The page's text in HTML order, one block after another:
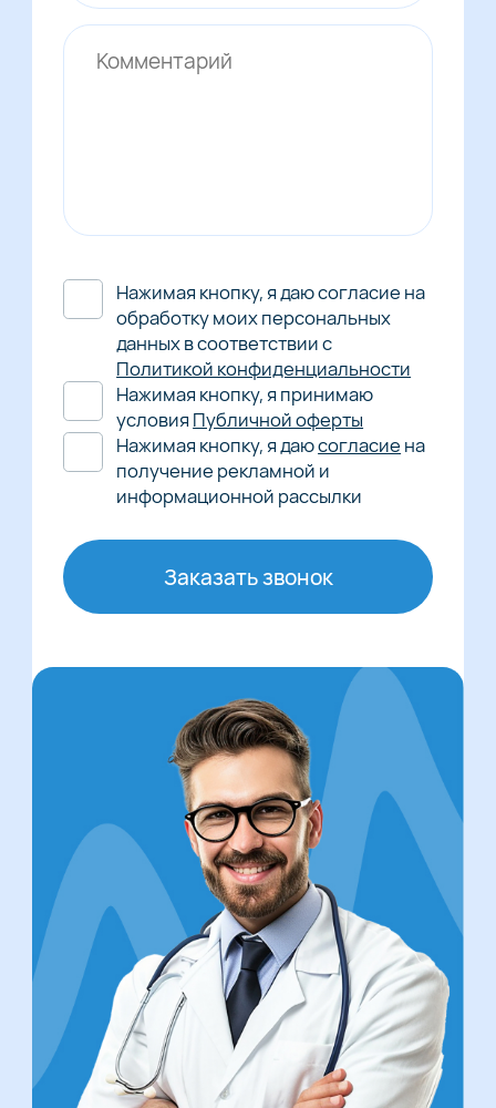
Нажимая кнопку, я даю согласие на
обработку моих персональных
данных в соответствии с
Политикой конфиденциальности
Нажимая кнопку, я принимаю
условия Публичной оферты
Нажимая кнопку, я даюсогласие на
получение рекламной и
информационной рассылки
Заказать звонок